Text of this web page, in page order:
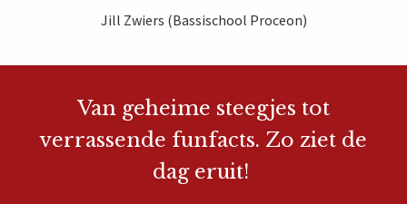
Jill Zwiers (Bassischool Proceon)
Van geheime steegjes tot
verrassende funfacts. Zo ziet de
dag eruit!